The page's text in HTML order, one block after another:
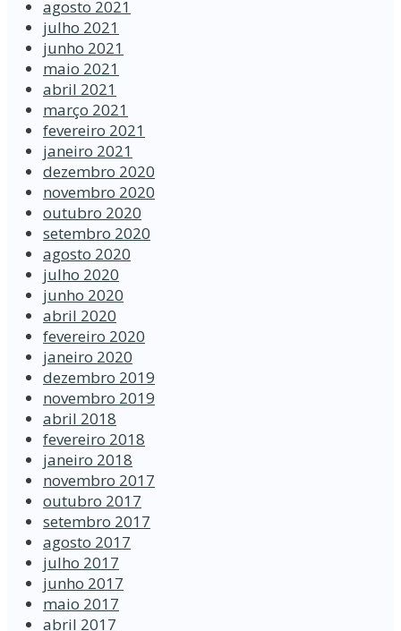
agosto 2021
julho 2021
junho 2021
maio 2021
abril 2021
março 2021
fevereiro 2021
janeiro 2021
dezembro 2020
novembro 2020
outubro 2020
setembro 2020
agosto 2020
julho 2020
junho 2020
abril 2020
fevereiro 2020
janeiro 2020
dezembro 2019
novembro 2019
abril 2018
fevereiro 2018
janeiro 2018
novembro 2017
outubro 2017
setembro 2017
agosto 2017
julho 2017
junho 2017
maio 2017
abril 2017